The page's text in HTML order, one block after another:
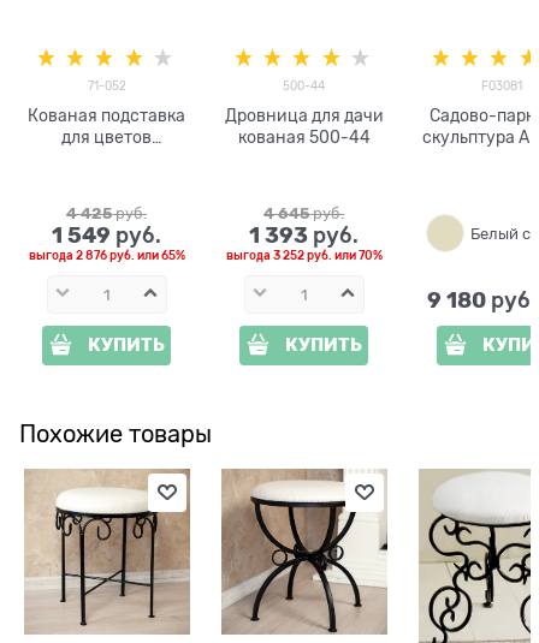
71-052
Кованая подставка
для цветов
4 425 руб.
1 549 руб.
выгода 2 876 руб. или65%
КУПИТЬ
500-44
Дровница для дачи
кованая 500-44
4 645 руб.
1 393 руб.
выгода 3 252 руб. или70%
КУПИТЬ
F03081
Садово-
скульптура
9 180
Похожие товары